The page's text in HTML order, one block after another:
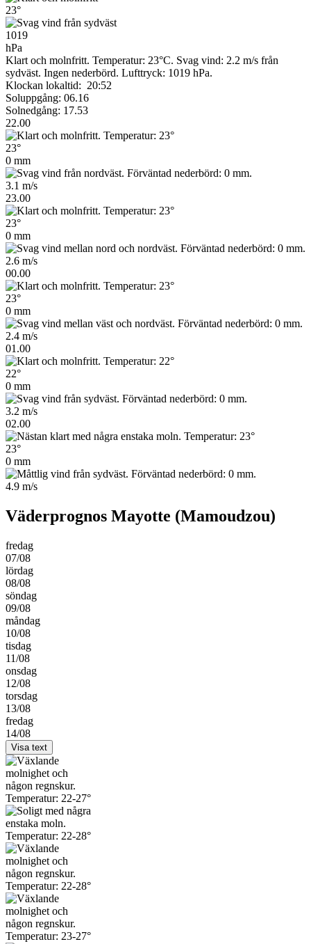
23°
1019
hPa
Klart och molnfritt. Temperatur: 23°C. Svag vind: 2.2 m/s från
sydväst. Ingen nederbörd. Lufttryck: 1019 hPa.
Klockan lokaltid: 20:52
Soluppgång: 06.16
Solnedgång: 17.53
22.00
23°
0 mm
3.1 m/s
23.00
23°
0 mm
2.6 m/s
00.00
23°
0 mm
2.4 m/s
01.00
22°
0 mm
3.2 m/s
02.00
23°
0 mm
4.9 m/s
Väderprognos Mayotte (Mamoudzou)
fredag
07/08
lördag
08/08
söndag
09/08
måndag
10/08
tisdag
11/08
onsdag
12/08
torsdag
13/08
fredag
14/08
Visa text